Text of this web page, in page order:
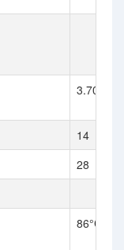
3.70 GHz
14
28
86°C